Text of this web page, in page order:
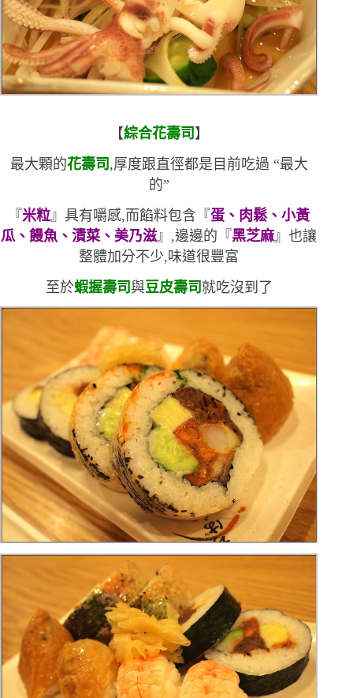
【綜合花壽司 】
最大顆的花壽司 ,厚度跟直徑都是目前吃過 “最大
的”
『米粒 』具有嚼感,而餡料包含『蛋、肉鬆、小黃
瓜、饅魚、漬菜、美乃滋 』,邊邊的『黑芝麻 』也讓
整體加分不少,味道很豐富
至於蝦握壽司與豆皮壽司 就吃沒到了